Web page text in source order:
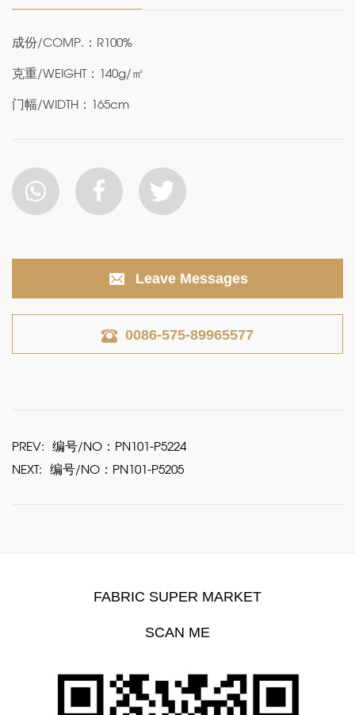
成份/COMP.：R100%
克重/WEIGHT：140g/㎡
门幅/WIDTH：165cm
Leave Messages
0086-575-89965577
PREV: 编号/NO：PN101-P5224
NEXT: 编号/NO：PN101-P5205
FABRIC SUPER MARKET
SCAN ME